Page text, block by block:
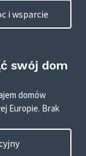
i wsparcie
swój dom
domów
Europie. Brak